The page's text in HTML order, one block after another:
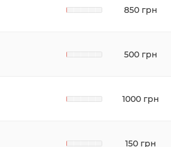
850 грн
500 грн
1000 грн
150 грн